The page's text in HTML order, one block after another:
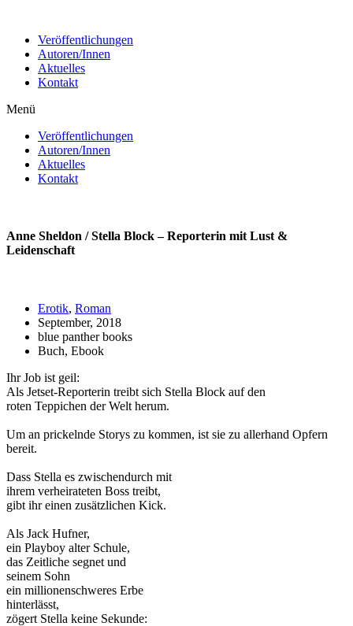
wechselnVeröffentlichungen
Autoren/Innen
Aktuelles
Kontakt
Menü
Veröffentlichungen
Autoren/Innen
Aktuelles
Kontakt
Anne Sheldon / Stella Block – Reporterin mit Lust &
Leidenschaft
Erotik, Roman
September, 2018
blue panther books
Buch, Ebook
Ihr Job ist geil:
Als Jetset-Reporterin treibt sich Stella Block auf den
roten Teppichen der Welt herum.
Um an prickelnde Storys zu kommen, ist sie zu allerhand Opfern
bereit.
Dass Stella es zwischendurch mit
ihrem verheirateten Boss treibt,
gibt ihr einen zusätzlichen Kick.
Als Jack Hufner,
ein Playboy alter Schule,
das Zeitliche segnet und
seinem Sohn
ein millionenschweres Erbe
hinterlässt,
zögert Stella keine Sekunde: